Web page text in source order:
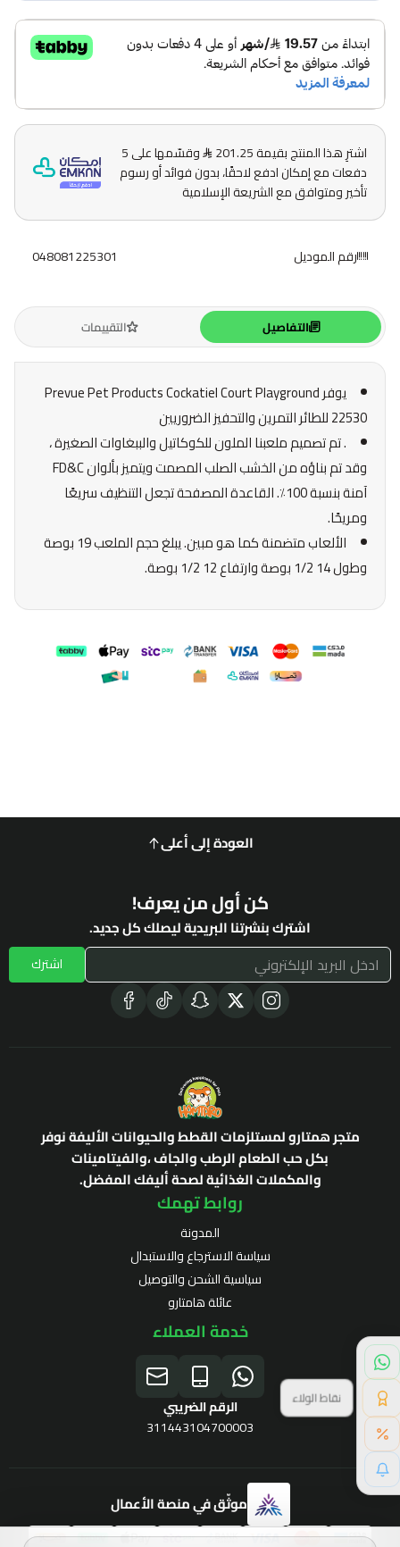
اشترِ هذا المنتج بقيمة 201.25
وقسّمها على 5
دفعات مع إمكان ادفع لاحقًا، بدون فوائد أو رسوم
تأخير ومتوافق مع الشريعة الإسلامية
رقم الموديل 048081225301
التفاصيل التقييمات
يوفر Prevue Pet Products Cockatiel Court Playground
22530 للطائر التمرين والتحفيز الضروريين
. تم تصميم ملعبنا الملون للكوكاتيل والببغاوات الصغيرة ،
وقد تم بناؤه من الخشب الصلب المصمت ويتميز بألوان FD&C
آمنة بنسبة 100٪. القاعدة المصفحة تجعل التنظيف سريعًا
ومريحًا.
الألعاب متضمنة كما هو مبين. يبلغ حجم الملعب 19 بوصة
وطول 14 1/2 بوصة وارتفاع 12 1/2 بوصة.
العودة إلى أعلى
كن أول من يعرف!
اشترك بنشرتنا البريدية ليصلك كل جديد.
اشترك
متجر همتارو لمستلزمات القطط والحيوانات الأليفة نوفر
بكل حب الطعام الرطب والجاف ،والفيتامينات
والمكملات الغذائية لصحة أليفك المفضل.
روابط تهمك
المدونة
سياسة الاسترجاع والاستبدال
سياسية الشحن والتوصيل
عائلة هامتارو
خدمة العملاء
الرقم الضريبي
311443104700003
موثّق في منصة الأعمالبرنامج الولاء
نقاط الولاء